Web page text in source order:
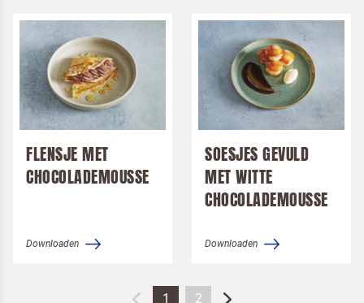
FLENSJE MET
CHOCOLADEMOUSSE
Downloaden
SOESJES GEVULD
MET WITTE
CHOCOLADEMOUSSE
Downloaden
1 2